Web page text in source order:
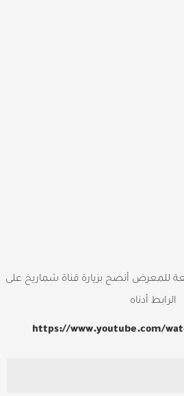
للمعرض أنصح بزيارة قناة شماريخ على
الرابط أدناه
https://www.youtube.com/